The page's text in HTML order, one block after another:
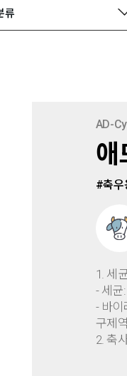
AD-
애
#축우
1. 세
- 세균
- 바이
구제
2. 축